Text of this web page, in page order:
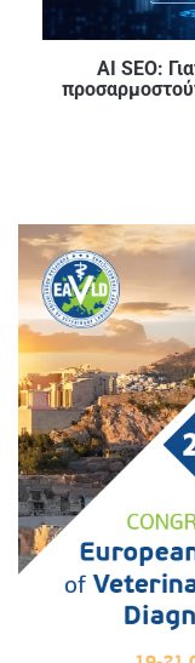
AI SEO: